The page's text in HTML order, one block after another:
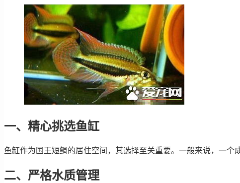
一、精心挑选鱼缸
鱼缸作为国王短鲷的居住空间，其选择至关重要。一般来说，一个
二、严格水质管理